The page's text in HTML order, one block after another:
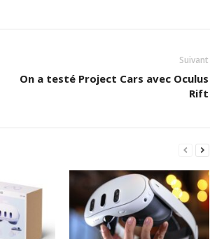
Suivant
On a testé Project Cars avec Oculus
Rift